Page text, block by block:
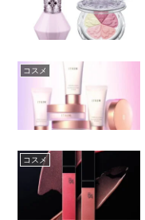
コスメ
コスメ